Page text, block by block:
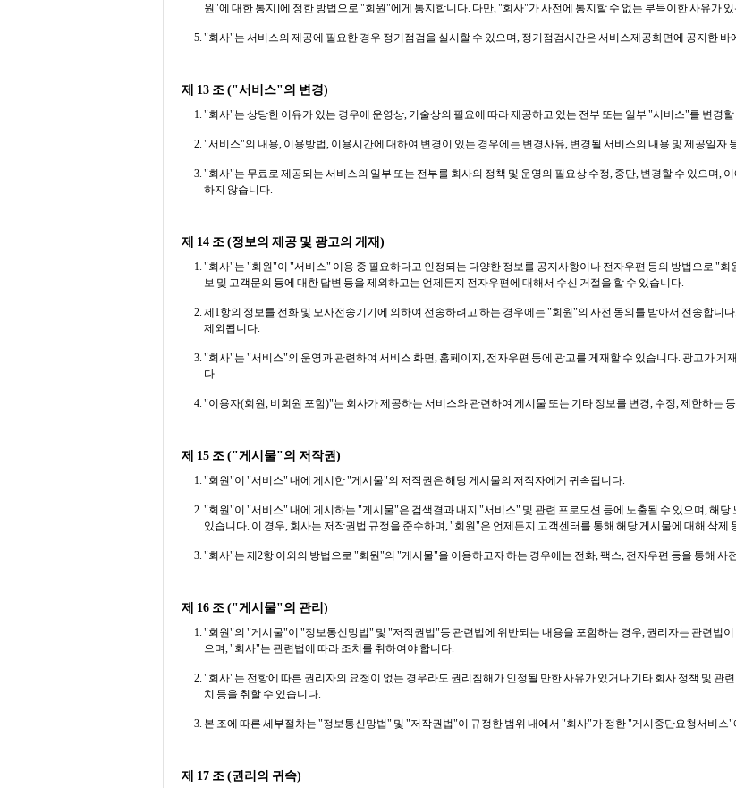
원"에 대한 통지]에 정한 방법으로 "회원"에게 통지합니다. 다만, "회사"가 사전에 통지할 수 없는 부득이한 사유가
"회사"는 서비스의 제공에 필요한 경우 정기점검을 실시할 수 있으며, 정기점검시간은 서비스제공화면에 공지한 바
제 13 조 ("서비스"의 변경)
"회사"는 상당한 이유가 있는 경우에 운영상, 기술상의 필요에 따라 제공하고 있는 전부 또는 일부 "서비스"를 변경할
"서비스"의 내용, 이용방법, 이용시간에 대하여 변경이 있는 경우에는 변경사유, 변경될 서비스의 내용 및 제공일자
"회사"는 무료로 제공되는 서비스의 일부 또는 전부를 회사의 정책 및 운영의 필요상 수정, 중단, 변경할 수 있으며,
하지 않습니다.
제 14 조 (정보의 제공 및 광고의 게재)
"회사"는 "회원"이 "서비스" 이용 중 필요하다고 인정되는 다양한 정보를 공지사항이나 전자우편 등의 방법으로 "
보 및 고객문의 등에 대한 답변 등을 제외하고는 언제든지 전자우편에 대해서 수신 거절을 할 수 있습니다.
제1항의 정보를 전화 및 모사전송기기에 의하여 전송하려고 하는 경우에는 "회원"의 사전 동의를 받아서 전송합니
제외됩니다.
"회사"는 "서비스"의 운영과 관련하여 서비스 화면, 홈페이지, 전자우편 등에 광고를 게재할 수 있습니다. 광고가 게
다.
"이용자(회원, 비회원 포함)"는 회사가 제공하는 서비스와 관련하여 게시물 또는 기타 정보를 변경, 수정, 제한하는
제 15 조 ("게시물"의 저작권)
"회원"이 "서비스" 내에 게시한 "게시물"의 저작권은 해당 게시물의 저작자에게 귀속됩니다.
"회원"이 "서비스" 내에 게시하는 "게시물"은 검색결과 내지 "서비스" 및 관련 프로모션 등에 노출될 수 있으며, 해
있습니다. 이 경우, 회사는 저작권법 규정을 준수하며, "회원"은 언제든지 고객센터를 통해 해당 게시물에 대해 삭제
"회사"는 제2항 이외의 방법으로 "회원"의 "게시물"을 이용하고자 하는 경우에는 전화, 팩스, 전자우편 등을 통해 사
제 16 조 ("게시물"의 관리)
"회원"의 "게시물"이 "정보통신망법" 및 "저작권법"등 관련법에 위반되는 내용을 포함하는 경우, 권리자는 관련법
으며, "회사"는 관련법에 따라 조치를 취하여야 합니다.
"회사"는 전항에 따른 권리자의 요청이 없는 경우라도 권리침해가 인정될 만한 사유가 있거나 기타 회사 정책 및 관
치 등을 취할 수 있습니다.
본 조에 따른 세부절차는 "정보통신망법" 및 "저작권법"이 규정한 범위 내에서 "회사"가 정한 "게시중단요청서비스"
제 17 조 (권리의 귀속)